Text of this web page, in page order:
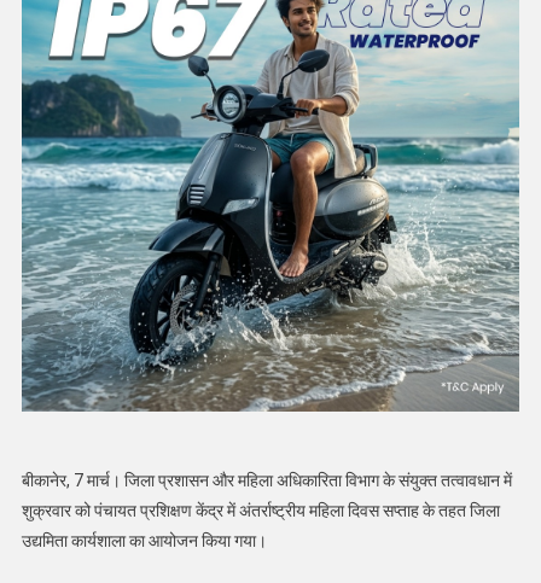
बीकानेर, 7 मार्च। जिला प्रशासन और महिला अधिकारिता विभाग के संयुक्त तत्वावधान में
शुक्रवार को पंचायत प्रशिक्षण केंद्र में अंतर्राष्ट्रीय महिला दिवस सप्ताह के तहत जिला
उद्यमिता कार्यशाला का आयोजन किया गया।